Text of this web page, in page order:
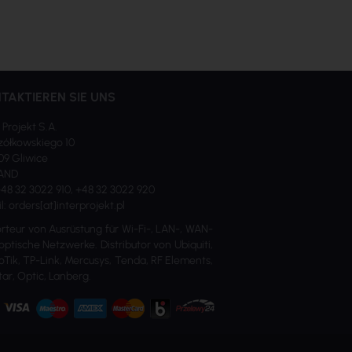
SIE UNS
S.A.
10
Gliwice
32 3022 910, +48 32 3022 920
orders[at]interprojekt.pl
von Ausrüstung für Wi-Fi-, LAN-, WAN-
Netzwerke. Distributor von Ubiquiti,
TP-Link, Mercusys, Tenda, RF Elements,
Optic, Lanberg.